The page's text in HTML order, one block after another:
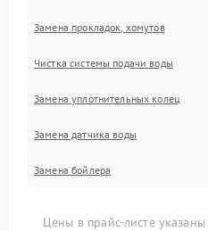
Замена прокладок, хомутов
Чистка системы подачи воды
Замена уплотнительных колец
Замена датчика воды
Замена бойлера
Цены в прайс-листе